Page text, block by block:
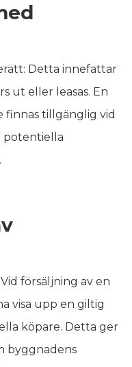
Detta innefattar
ut eller leasas. En
finnas tillgänglig vid
potentiella
försäljning av en
visa upp en giltig
köpare. Detta ger
byggnadens